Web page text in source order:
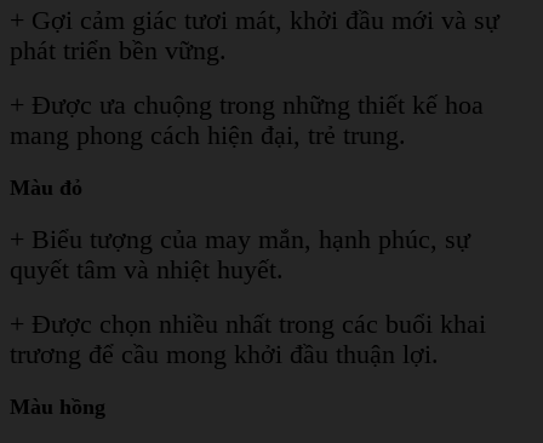
+ Gợi cảm giác tươi mát, khởi đầu mới và sự
phát triển bền vững.
+ Được ưa chuộng trong những thiết kế hoa
mang phong cách hiện đại, trẻ trung.
Màu đỏ
+ Biểu tượng của may mắn, hạnh phúc, sự
quyết tâm và nhiệt huyết.
+ Được chọn nhiều nhất trong các buổi khai
trương để cầu mong khởi đầu thuận lợi.
Màu hồng